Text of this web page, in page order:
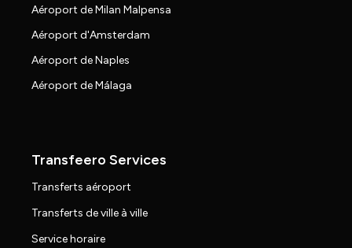
Aéroport de Milan Malpensa
Aéroport d'Amsterdam
Aéroport de Naples
Aéroport de Málaga
Transfeero Services
Transferts aéroport
Transferts de ville à ville
Service horaire